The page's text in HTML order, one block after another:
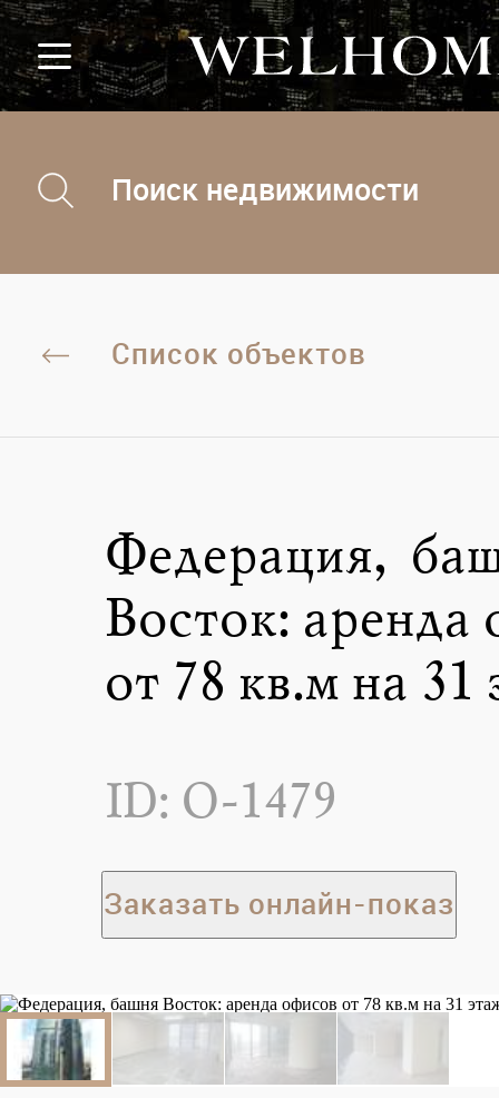
Поиск недвижимости
Список объектов
Федерация,
Восток: аренда
от 78 кв.м на 31
ID: O-1479
Заказать онлайн-показ